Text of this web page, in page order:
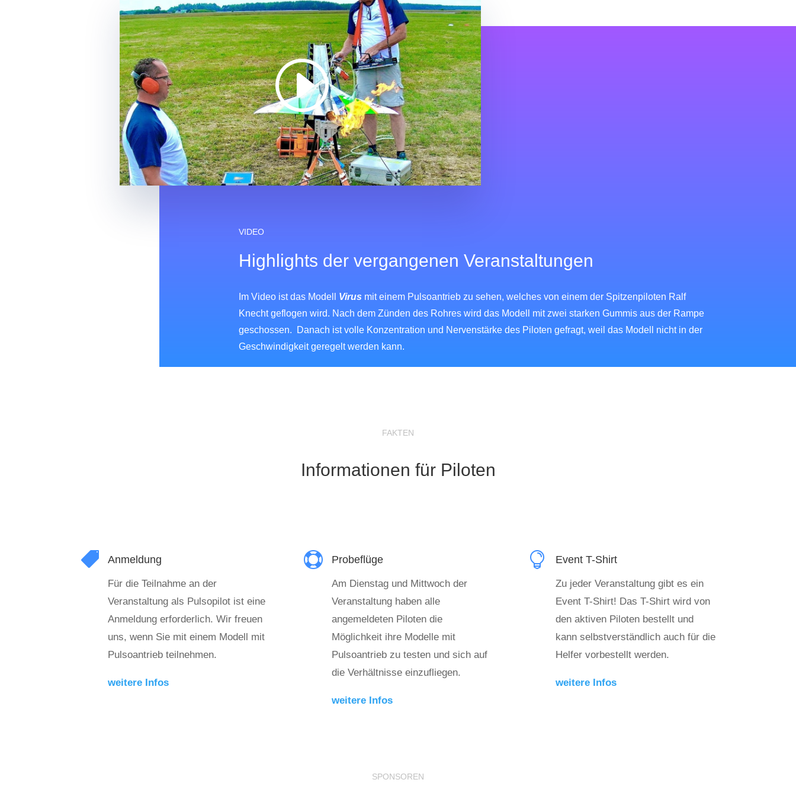
VIDEO
Highlights der vergangenen Veranstaltungen
Im Video ist das Modell Virus mit einem Pulsoantrieb zu sehen, welches von einem der Spitzenpiloten Ralf
Knecht geflogen wird. Nach dem Zünden des Rohres wird das Modell mit zwei starken Gummis aus der Rampe
geschossen. Danach ist volle Konzentration und Nervenstärke des Piloten gefragt, weil das Modell nicht in der
Geschwindigkeit geregelt werden kann.
FAKTEN
Informationen für Piloten
 Anmeldung
Für die Teilnahme an der
Veranstaltung als Pulsopilot ist eine
Anmeldung erforderlich. Wir freuen
uns, wenn Sie mit einem Modell mit
Pulsoantrieb teilnehmen.
weitere Infos
 Probeflüge
Am Dienstag und Mittwoch der
Veranstaltung haben alle
angemeldeten Piloten die
Möglichkeit ihre Modelle mit
Pulsoantrieb zu testen und sich auf
die Verhältnisse einzufliegen.
weitere Infos
 Event T-Shirt
Zu jeder Veranstaltung gibt es ein
Event T-Shirt! Das T-Shirt wird von
den aktiven Piloten bestellt und
kann selbstverständlich auch für die
Helfer vorbestellt werden.
weitere Infos
SPONSOREN